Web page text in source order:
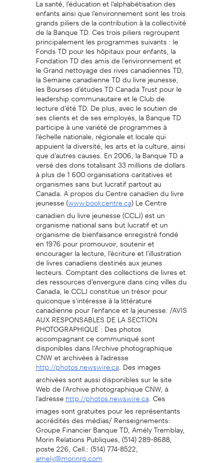
enfants ainsi que l'environnement sont les trois
grands piliers de la contribution à la collectivité
de la Banque TD. Ces trois piliers regroupent
principalement les programmes suivants : le
Fonds TD pour les hôpitaux pour enfants, la
Fondation TD des amis de l'environnement et
le Grand nettoyage des rives canadiennes TD,
la Semaine canadienne TD du livre jeunesse,
les Bourses d'études TD Canada Trust pour le
leadership communautaire et le Club de
lecture d'été TD. De plus, avec le soutien de
ses clients et de ses employés, la Banque TD
participe à une variété de programmes à
l'échelle nationale, régionale et locale qui
appuient la diversité, les arts et la culture, ainsi
que d'autres causes. En 2006, la Banque TD a
versé des dons totalisant 33 millions de dollars
à plus de 1 600 organisations caritatives et
organismes sans but lucratif partout au
Canada. A propos du Centre canadien du livre
jeunesse (www.bookcentre.ca) Le Centre
canadien du livre jeunesse (CCLJ) est un
organisme national sans but lucratif et un
organisme de bienfaisance enregistré fondé
en 1976 pour promouvoir, soutenir et
encourager la lecture, l'écriture et l'illustration
de livres canadiens destinés aux jeunes
lecteurs. Comptant des collections de livres et
des ressources d'envergure dans cinq villes du
Canada, le CCLJ constitue un trésor pour
quiconque s'intéresse à la littérature
canadienne pour l'enfance et la jeunesse. /AVIS
AUX RESPONSABLES DE LA SECTION
PHOTOGRAPHIQUE : Des photos
accompagnant ce communiqué sont
disponibles dans l'Archive photographique
CNW et archivées à l'adresse
http://photos.newswire.ca. Des images
archivées sont aussi disponibles sur le site
Web de l'Archive photographique CNW, à
l'adressehttp://photos.newswire.ca. Ces
images sont gratuites pour les représentants
accrédités des médias/ Renseignements:
Groupe Financier Banque TD, Amély Tremblay,
Morin Relations Publiques, (514) 289-8688,
poste 226, Cell.: (514) 774-8522,
amely@morinrp.com